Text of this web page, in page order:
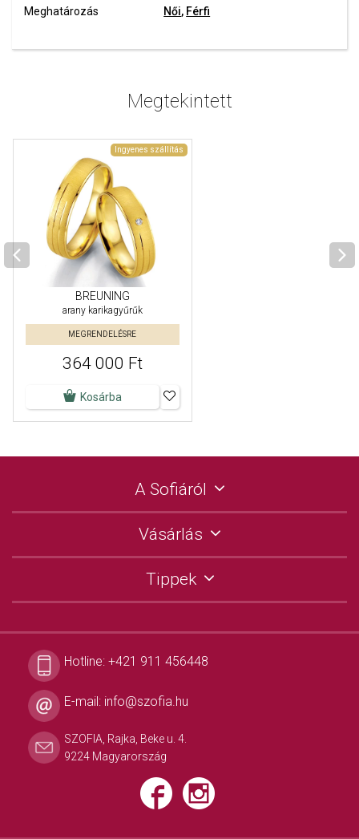
Meghatározás Női, Férfi
Megtekintett
Ingyenes szállítás
BREUNING
arany karikagyűrűk
MEGRENDELÉSRE
364 000 Ft
Kosárba
A Sofiáról
Vásárlás
Tippek
Hotline: +421 911 456448
E-mail: info@szofia.hu
SZOFIA, Rajka, Beke u. 4.
9224 Magyarország